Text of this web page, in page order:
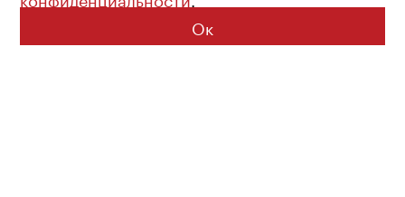
Возрастное ограничение: 16+
Политика конфиденциальности
© 2026 Все права защищены
Ок